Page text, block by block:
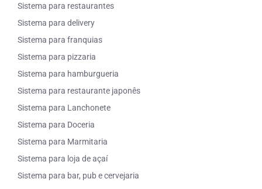
Sistema para restaurantes
Sistema para delivery
Sistema para franquias
Sistema para pizzaria
Sistema para hamburgueria
Sistema para restaurante japonês
Sistema para Lanchonete
Sistema para Doceria
Sistema para Marmitaria
Sistema para loja de açaí
Sistema para bar, pub e cervejaria